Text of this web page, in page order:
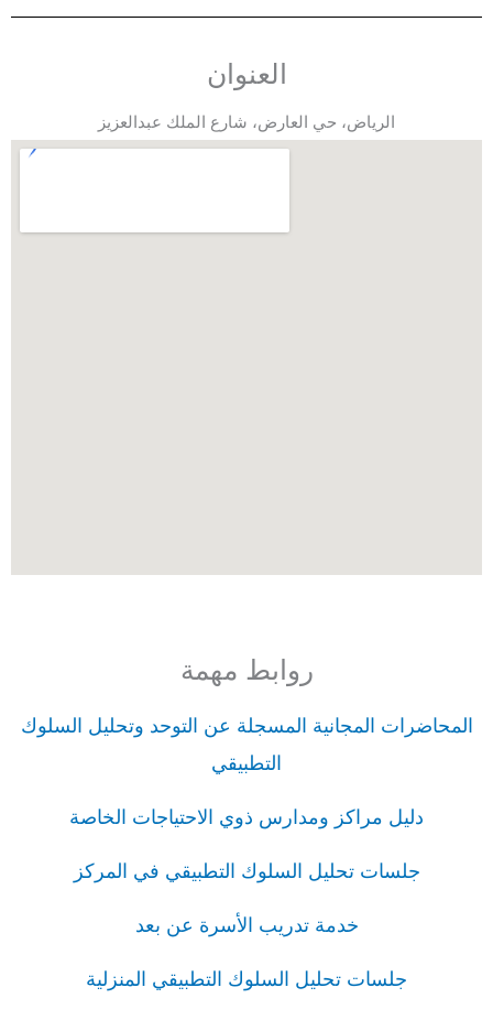
العنوان
الرياض، حي العارض، شارع الملك عبدالعزيز
روابط مهمة
المحاضرات المجانية المسجلة عن التوحد وتحليل السلوك
التطبيقي
دليل مراكز ومدارس ذوي الاحتياجات الخاصة
جلسات تحليل السلوك التطبيقي في المركز
خدمة تدريب الأسرة عن بعد
جلسات تحليل السلوك التطبيقي المنزلية